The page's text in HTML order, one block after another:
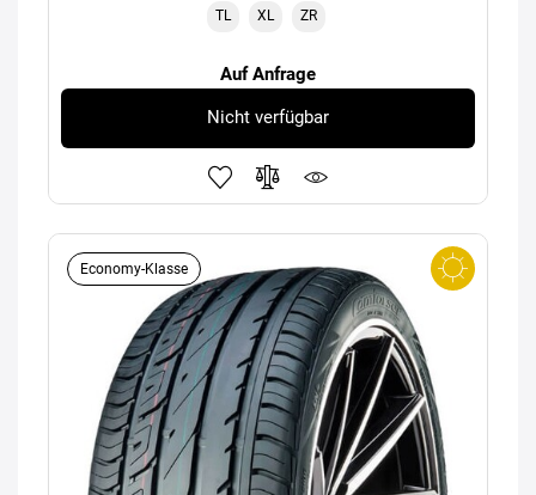
TL XL ZR
Auf Anfrage
Nicht verfügbar
Economy-Klasse